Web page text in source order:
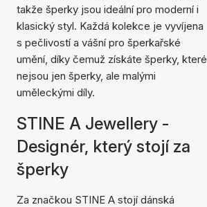
takže šperky jsou ideální pro moderní i
klasický styl. Každá kolekce je vyvíjena
s pečlivostí a vášní pro šperkařské
umění, díky čemuž získáte šperky, které
nejsou jen šperky, ale malými
uměleckými díly.
STINE A Jewellery -
Designér, který stojí za
šperky
Za značkou STINE A stojí dánská